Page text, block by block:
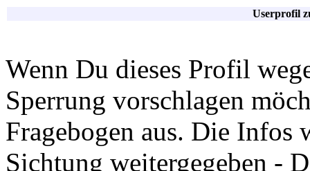
Userprofil
Wenn Du dieses Profil
Sperrung vorschlagen
Fragebogen aus. Die Infos
Sichtung weitergegeben -